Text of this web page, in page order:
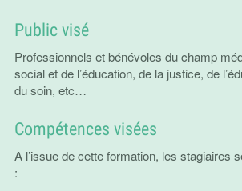
Public visé
Professionnels et bénévoles du champ
social et de l’éducation, de la justice, de
du soin, etc…
Compétences visées
A l’issue de cette formation, les stagiaires
: